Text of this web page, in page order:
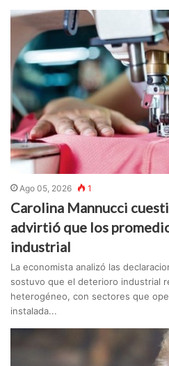
Ago 05, 2026 1
Carolina Mannucci
advirtió que los
industrial
La economista analizó las
sostuvo que el deterioro industrial
heterogéneo, con sectores que
instalada...